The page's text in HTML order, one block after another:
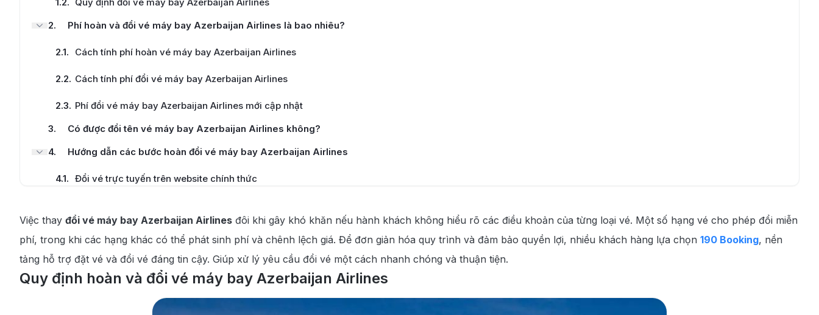
2. Phí hoàn và đổi vé máy bay Azerbaijan Airlines là bao nhiêu?
2.1. Cách tính phí hoàn vé máy bay Azerbaijan Airlines
2.2. Cách tính phí đổi vé máy bay Azerbaijan Airlines
2.3. Phí đổi vé máy bay Azerbaijan Airlines mới cập nhật
3.
Có được đổi tên vé máy bay Azerbaijan Airlines không?
4. Hướng dẫn các bước hoàn đổi vé máy bay Azerbaijan Airlines
4.1. Đổi vé trực tuyến trên website chính thức
190 Booking - Dịch vụ hỗ trợ đổi vé máy bay uy tín
Việc thay đổi vé máy bay Azerbaijan Airlines đôi khi gây khó khăn nếu hành khách không hiểu rõ các điều khoản của từng loại vé. Một số hạng vé cho phép đổi miễn
phí, trong khi các hạng khác có thể phát sinh phí và chênh lệch giá. Để đơn giản hóa quy trình và đảm bảo quyền lợi, nhiều khách hàng lựa chọn 190 Booking, nền
tảng hỗ trợ đặt vé và đổi vé đáng tin cậy. Giúp xử lý yêu cầu đổi vé một cách nhanh chóng và thuận tiện.
Quy định hoàn và đổi vé máy bay Azerbaijan Airlines